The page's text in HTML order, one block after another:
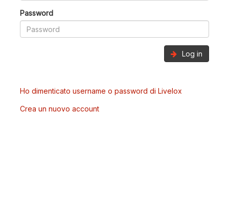
Password
Log in
Ho dimenticato username o password di Livelox
Crea un nuovo account